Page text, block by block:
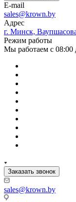
E-mail
sales@krown.by
Адрес
г. Минск,
Режим работы
Мы работаем с 08:00
Заказать звонок
sales@krown.by